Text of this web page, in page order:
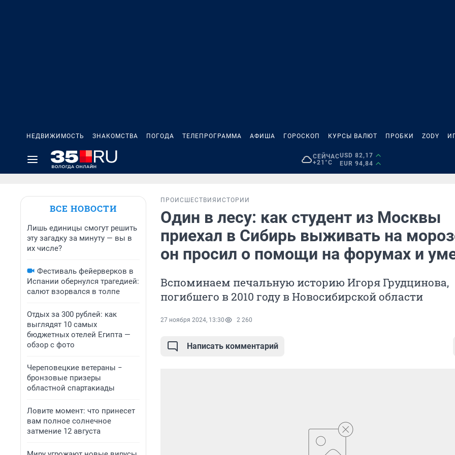
НЕДВИЖИМОСТЬ ЗНАКОМСТВА ПОГОДА ТЕЛЕПРОГРАММА АФИША ГОРОСКОП КУРСЫ ВАЛЮТ ПРОБКИ ZODY
СЕЙЧАС
+21°C
USD 82,17
EUR 94,84
ВСЕ НОВОСТИ
Лишь единицы смогут решить
эту загадку за минуту — вы в
их числе?
Фестиваль фейерверков в
Испании обернулся трагедией:
салют взорвался в толпе
Отдых за 300 рублей: как
выглядят 10 самых
бюджетных отелей Египта —
обзор с фото
Череповецкие ветераны −
бронзовые призеры
областной спартакиады
Ловите момент: что принесет
вам полное солнечное
затмение 12 августа
ПРОИСШЕСТВИЯ ИСТОРИИ
Один в лесу: как студент из Москвы
приехал в Сибирь выживать на
он просил о помощи на форумах и
Вспоминаем печальную историю Игоря Грудцинова,
погибшего в 2010 году в Новосибирской области
27 ноября 2024, 13:30 2 260
Написать комментарий